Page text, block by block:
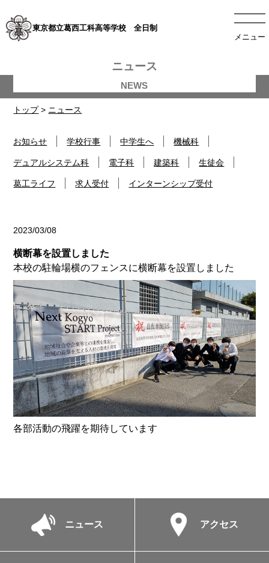
東京都立葛西工科高等学校 全日制
メニュー
トップ> ニュース
ニュース
お知らせ 学校行事 中学生へ 機械科
デュアルシステム科 電子科 建築科 生徒会
葛工ライフ 求人受付 インターンシップ受付
2023/03/08
横断幕を設置しました
本校の駐輪場横のフェンスに横断幕を設置しました
各部活動の飛躍を期待しています
ニュース アクセス